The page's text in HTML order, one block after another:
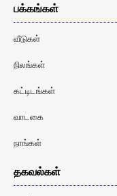
பக்கங்கள்
வீடுகள்
நிலங்கள்
கட்டிடங்கள்
வாடகை
நாங்கள்
தகவல்கள்